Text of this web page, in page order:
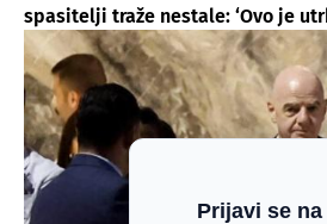
spasitelji traže nestale: ‘Ovo je
Prijavi se